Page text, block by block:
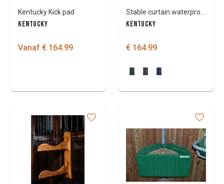
Kentucky Kick pad
KENTUCKY
Vanaf € 164.99
KENTUCKY
€ 164.99